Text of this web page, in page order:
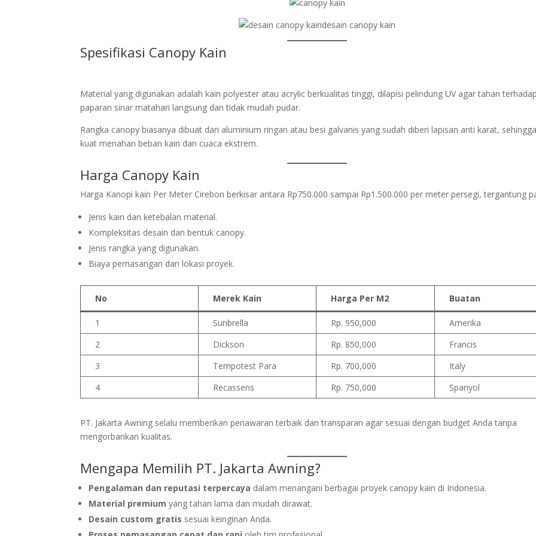
Spesifikasi Canopy Kain
Material yang digunakan adalah kain polyester atau acrylic berkualitas tinggi, dilapisi pelindung UV agar tahan terhadap
paparan sinar matahari langsung dan tidak mudah pudar.
Rangka canopy biasanya dibuat dari aluminium ringan atau besi galvanis yang sudah diberi lapisan anti karat, sehingga
kuat menahan beban kain dan cuaca ekstrem.
Harga Canopy Kain
Harga Kanopi kain Per Meter Cirebon berkisar antara Rp750.000 sampai Rp1.500.000 per meter persegi, tergantung
Jenis kain dan ketebalan material.
Kompleksitas desain dan bentuk canopy.
Jenis rangka yang digunakan.
Biaya pemasangan dan lokasi proyek.
No Merek Kain Harga Per M2 Buatan
1 Sunbrella Rp. 950,000
Amerika
2
Dickson Rp. 850,000
Francis
3
Tempotest Para Rp. 700,000
Italy
4
Recassens Rp. 750,000 Spanyol
PT. Jakarta Awning selalu memberikan penawaran terbaik dan transparan agar sesuai dengan budget Anda tanpa
mengorbankan kualitas.
Mengapa Memilih PT. Jakarta Awning?
Pengalaman dan reputasi terpercaya dalam menangani berbagai proyek canopy kain di Indonesia.
Material premium yang tahan lama dan mudah dirawat.
Desain custom gratis sesuai keinginan Anda.